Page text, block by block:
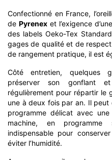
Confectionné en France,
de Pyrenex et l’exigence
des labels Oeko-Tex
gages de qualité et de
de rangement pratique, il est
Côté entretien, quelques
préserver son gonflant
régulièrement pour répartir le
une à deux fois par an. Il
programme délicat avec
machine, en
indispensable pour
éviter l’humidité.